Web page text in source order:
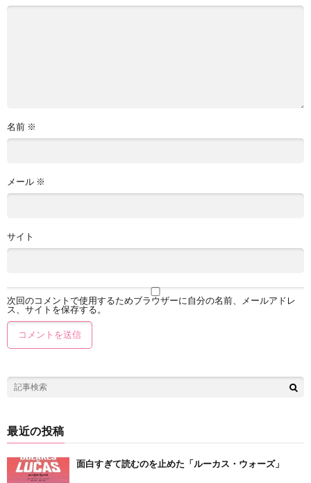
名前 ※
メール ※
サイト
次回のコメントで使用するためブラウザーに自分の名前、メールアドレ
ス、サイトを保存する。
最近の投稿
面白すぎて読むのを止めた「ルーカス・ウォーズ」